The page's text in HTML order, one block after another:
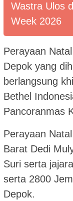
Wastra Ulos
Week 2026
Perayaan
Depok yang
berlangsung
Bethel
Pancoranmas
Perayaan
Barat Dedi
Suri serta
serta 2800
Depok.